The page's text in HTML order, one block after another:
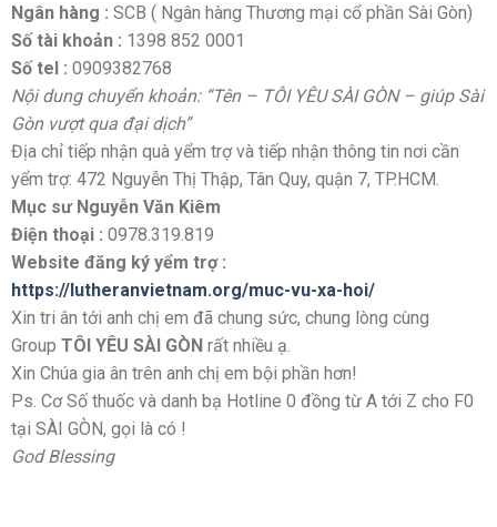
Ngân hàng : SCB ( Ngân hàng Thương mại cổ phần Sài Gòn)
Số tài khoản : 1398 852 0001
Số tel : 0909382768
Nội dung chuyển khoản: “Tên – TÔI YÊU SÀI GÒN – giúp Sài
Gòn vượt qua đại dịch”
Địa chỉ tiếp nhận quà yểm trợ và tiếp nhận thông tin nơi cần
yểm trợ: 472 Nguyễn Thị Thập, Tân Quy, quận 7, TP.HCM.
Mục sư Nguyễn Văn Kiêm
Điện thoại : 0978.319.819
Website đăng ký yểm trợ :
https://lutheranvietnam.org/muc-vu-xa-hoi/
Xin tri ân tới anh chị em đã chung sức, chung lòng cùng
Group TÔI YÊU SÀI GÒN rất nhiều ạ.
Xin Chúa gia ân trên anh chị em bội phần hơn!
Ps. Cơ Số thuốc và danh bạ Hotline 0 đồng từ A tới Z cho F0
tại SÀI GÒN, gọi là có !
God Blessing